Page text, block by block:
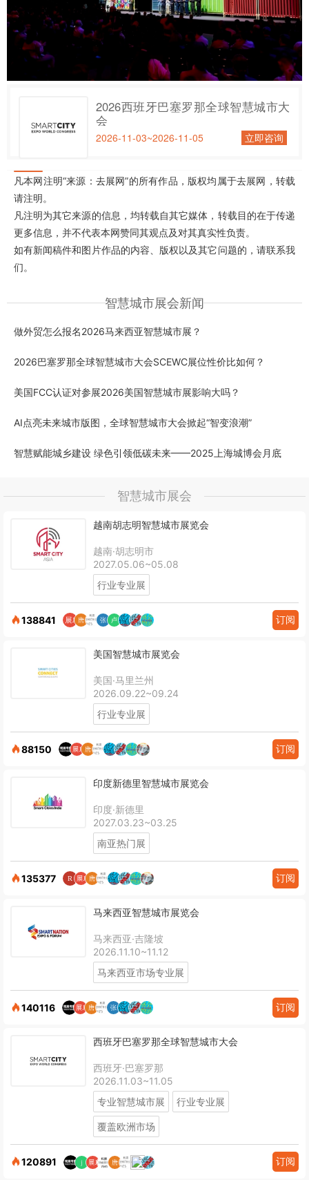
2026西班牙巴塞罗那全球智慧城市大
会
2026-11-03~2026-11-05 立即咨询
凡本网注明“来源：去展网”的所有作品，版权均属于去展网，转载
请注明。
凡注明为其它来源的信息，均转载自其它媒体，转载目的在于传递
更多信息，并不代表本网赞同其观点及对其真实性负责。
如有新闻稿件和图片作品的内容、版权以及其它问题的，请联系我
们。
智慧城市展会新闻
做外贸怎么报名2026马来西亚智慧城市展？
2026巴塞罗那全球智慧城市大会SCEWC展位性价比如何？
美国FCC认证对参展2026美国智慧城市展影响大吗？
AI点亮未来城市版图，全球智慧城市大会掀起“智变浪潮”
智慧赋能城乡建设 绿色引领低碳未来——2025上海城博会月底
智慧城市展会
越南胡志明智慧城市展览会
越南·胡志明市
2027.05.06~05.08
行业专业展
138841 订阅
美国智慧城市展览会
美国·马里兰州
2026.09.22~09.24
行业专业展
88150 订阅
印度新德里智慧城市展览会
印度·新德里
2027.03.23~03.25
南亚热门展
135377 订阅
马来西亚智慧城市展览会
马来西亚·吉隆坡
2026.11.10~11.12
马来西亚市场专业展
140116 订阅
西班牙巴塞罗那全球智慧城市大会
西班牙·巴塞罗那
2026.11.03~11.05
专业智慧城市展
行业专业展
覆盖欧洲市场
120891 订阅